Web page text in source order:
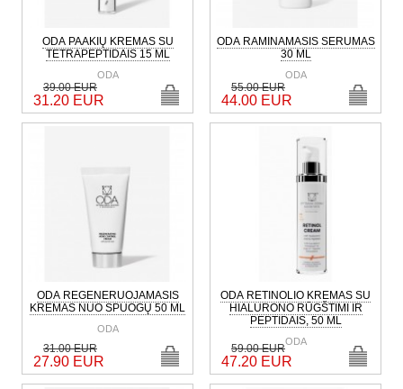
ODA PAAKIŲ KREMAS SU
TETRAPEPTIDAIS 15 ML
ODA
39.00 EUR
31.20 EUR
ODA RAMINAMASIS SERUMAS
30 ML
ODA
55.00 EUR
44.00 EUR
ODA REGENERUOJAMASIS
KREMAS NUO SPUOGŲ 50 ML
ODA
31.00 EUR
27.90 EUR
ODA RETINOLIO KREMAS SU
HIALURONO RŪGŠTIMI IR
PEPTIDAIS, 50 ML
ODA
59.00 EUR
47.20 EUR